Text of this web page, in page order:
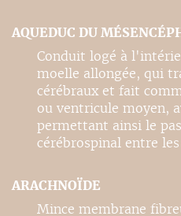
AQUEDUC DU
Conduit logé à
moelle allongée, qui
cérébraux et fait
ou ventricule moyen,
permettant ainsi le
cérébrospinal entre les
ARACHNOÏDE
Mince membrane